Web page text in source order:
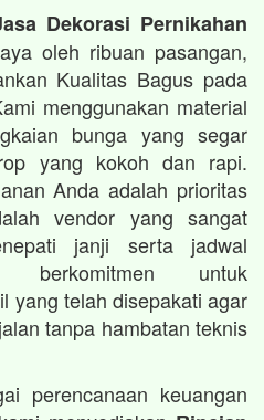
Dekorasi Pernikahan
oleh ribuan pasangan,
Kualitas Bagus pada
menggunakan material
bunga yang segar
yang kokoh dan rapi.
Anda adalah prioritas
vendor yang sangat
janji serta jadwal
berkomitmen untuk
yang telah disepakati agar
tanpa hambatan teknis
perencanaan keuangan